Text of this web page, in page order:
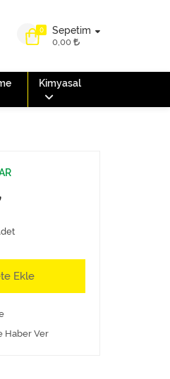
0 Sepetim
0,00
Kimyasal
Ekle
Haber Ver